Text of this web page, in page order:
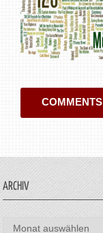
COMMENTS
ARCHIV
Archiv